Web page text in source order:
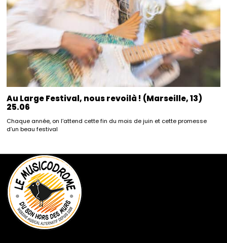
Au Large Festival, nous revoilà ! (Marseille, 13)
25.06
Chaque année, on l’attend cette fin du mois de juin et cette promesse
d’un beau festival